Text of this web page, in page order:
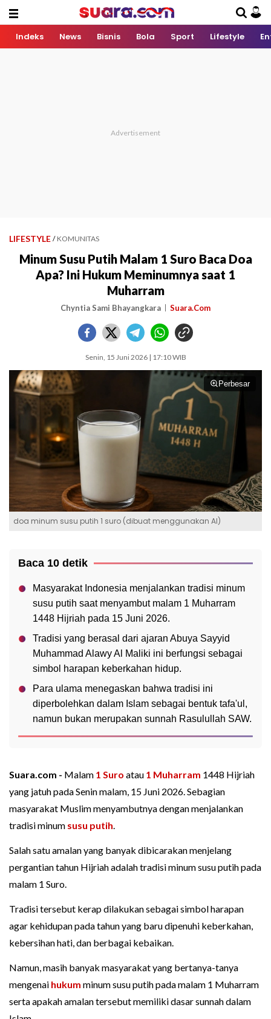
Indeks News Bisnis Bola Sport Lifestyle
LIFESTYLE / KOMUNITAS
Minum Susu Putih Malam 1 Suro Baca Doa
Apa? Ini Hukum Meminumnya saat 1
Muharram
Chyntia Sami Bhayangkara Suara.Com
Senin, 15 Juni 2026 | 17:10 WIB
Perbesar
doa minum susu putih 1 suro (dibuat menggunakan AI)
Baca 10 detik
Masyarakat Indonesia menjalankan tradisi minum
susu putih saat menyambut malam 1 Muharram
1448 Hijriah pada 15 Juni 2026.
Tradisi yang berasal dari ajaran Abuya Sayyid
Muhammad Alawy Al Maliki ini berfungsi sebagai
simbol harapan keberkahan hidup.
Para ulama menegaskan bahwa tradisi ini
diperbolehkan dalam Islam sebagai bentuk tafa'ul,
namun bukan merupakan sunnah Rasulullah SAW.
Suara.com - Malam 1 Suro atau 1 Muharram 1448 Hijriah
yang jatuh pada Senin malam, 15 Juni 2026. Sebagian
masyarakat Muslim menyambutnya dengan menjalankan
tradisi minum susu putih.
Salah satu amalan yang banyak dibicarakan menjelang
pergantian tahun Hijriah adalah tradisi minum susu putih pada
malam 1 Suro.
Tradisi tersebut kerap dilakukan sebagai simbol harapan
agar kehidupan pada tahun yang baru dipenuhi keberkahan,
kebersihan hati, dan berbagai kebaikan.
Namun, masih banyak masyarakat yang bertanya-tanya
mengenai hukum minum susu putih pada malam 1 Muharram
serta apakah amalan tersebut memiliki dasar sunnah dalam